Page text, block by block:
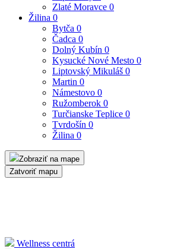
Zlaté Moravce 0
Žilina 0
Bytča 0
Čadca 0
Dolný Kubín 0
Kysucké Nové Mesto 0
Liptovský Mikuláš 0
Martin 0
Námestovo 0
Ružomberok 0
Turčianske Teplice 0
Tvrdošín 0
Žilina 0
Zobraziť na mape
Zatvoriť mapu
Wellness centrá